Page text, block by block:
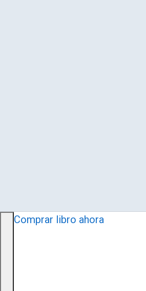
Comprar libro ahora